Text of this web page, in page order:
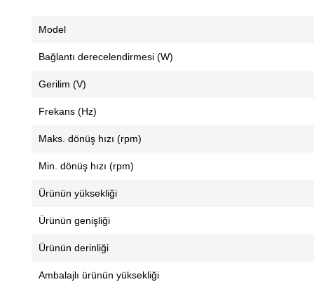
Model
Bağlantı derecelendirmesi (W)
Gerilim (V)
Frekans (Hz)
Maks. dönüş hızı (rpm)
Min. dönüş hızı (rpm)
Ürünün yüksekliği
Ürünün genişliği
Ürünün derinliği
Ambalajlı ürünün yüksekliği